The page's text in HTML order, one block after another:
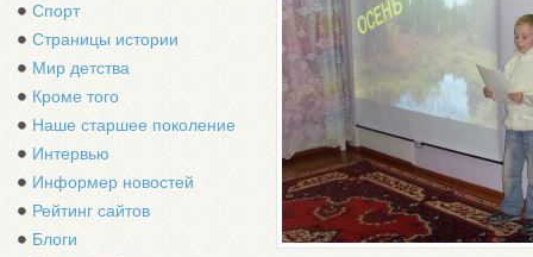
Спорт
Страницы истории
Мир детства
Кроме того
Наше старшее поколение
Интервью
Информер новостей
Рейтинг сайтов
Блоги